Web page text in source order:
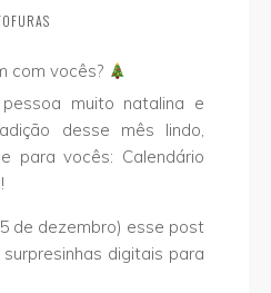
com vocês?
muito natalina e
desse mês lindo,
para vocês: Calendário
de dezembro) esse post
digitais para